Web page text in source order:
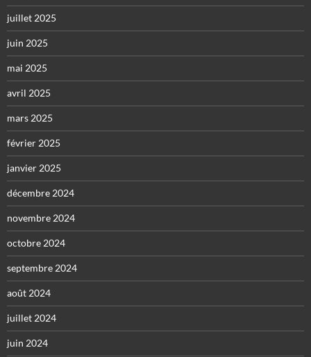
juillet 2025
juin 2025
mai 2025
avril 2025
mars 2025
février 2025
janvier 2025
décembre 2024
novembre 2024
octobre 2024
septembre 2024
août 2024
juillet 2024
juin 2024